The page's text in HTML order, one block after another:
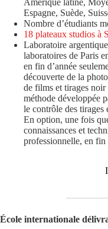
Espagne, Suède,
Nombre d’étudiants
18 plateaux studios à
Laboratoire
laboratoires de Paris
en fin d’année
découverte de la
de films et tirages noir
méthode développée
le contrôle des tirages
En option, une fois
connaissances et
professionnelle, en fin
École internationale